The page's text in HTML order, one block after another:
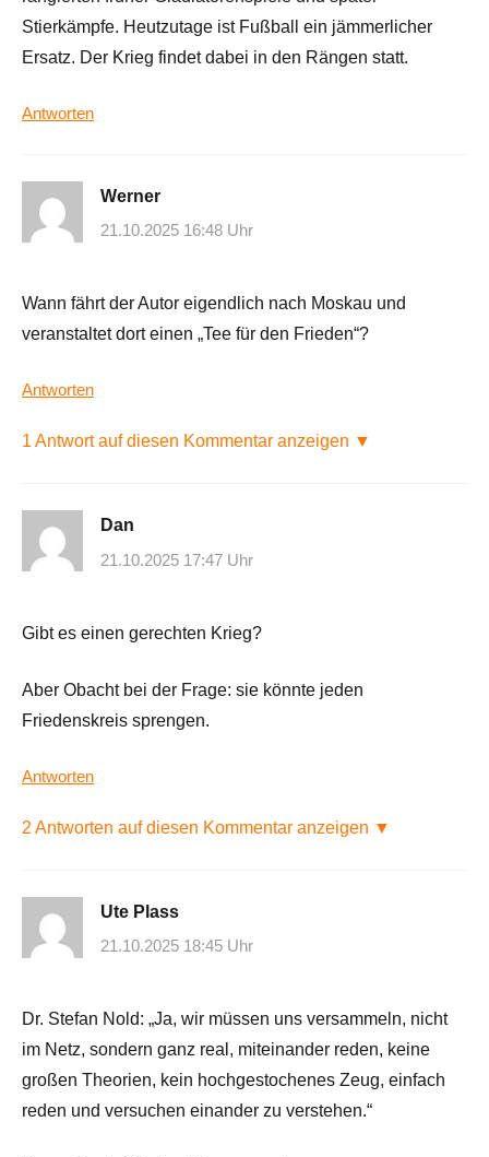
Stierkämpfe. Heutzutage ist Fußball ein jämmerlicher
Ersatz. Der Krieg findet dabei in den Rängen statt.
Antworten
Werner
21.10.2025 16:48 Uhr
Wann fährt der Autor eigendlich nach Moskau und
veranstaltet dort einen „Tee für den Frieden“?
Antworten
1 Antwort auf diesen Kommentar anzeigen ▼
Dan
21.10.2025 17:47 Uhr
Gibt es einen gerechten Krieg?
Aber Obacht bei der Frage: sie könnte jeden
Friedenskreis sprengen.
Antworten
2 Antworten auf diesen Kommentar anzeigen ▼
Ute Plass
21.10.2025 18:45 Uhr
Dr. Stefan Nold: „Ja, wir müssen uns versammeln, nicht
im Netz, sondern ganz real, miteinander reden, keine
großen Theorien, kein hochgestochenes Zeug, einfach
reden und versuchen einander zu verstehen.“